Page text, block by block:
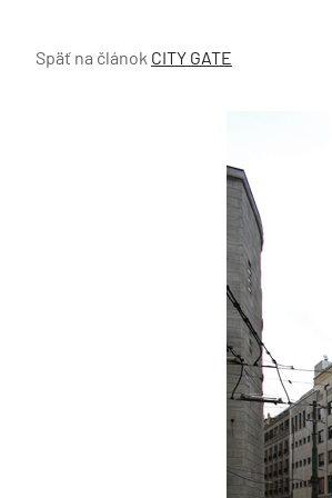
Späť na článok CITY GATE